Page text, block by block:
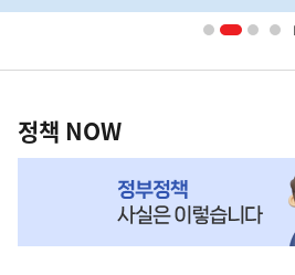
영
책
NOW,
정책 NOW